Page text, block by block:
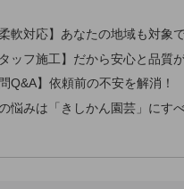
軟対応】あなたの地域も対象
ッフ施工】だから安心と品質
Q&A】依頼前の不安を解消！
悩みは「きしかん園芸」にす